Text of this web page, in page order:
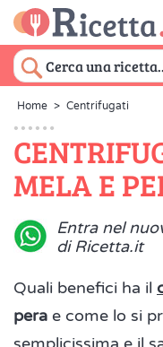
Home > Centrifugati
MELA E
Entra nel
di Ricetta.it
Quali benefici ha il
pera e come lo si